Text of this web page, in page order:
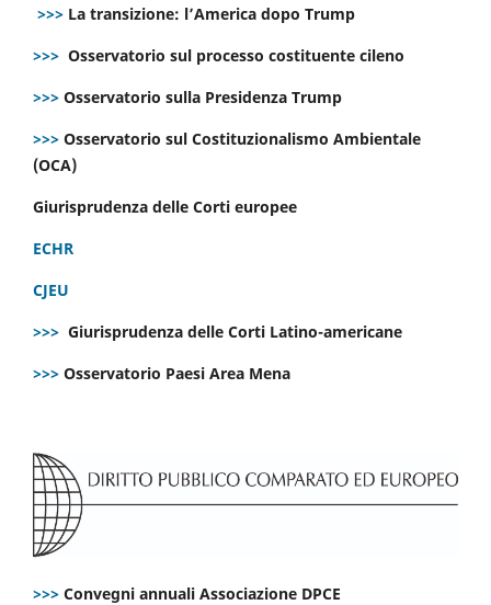
>>> La transizione: l’America dopo Trump
>>> Osservatorio sul processo costituente cileno
>>> Osservatorio sulla Presidenza Trump
>>> Osservatorio sul Costituzionalismo Ambientale
(OCA)
Giurisprudenza delle Corti europee
ECHR
CJEU
>>> Giurisprudenza delle Corti Latino-americane
>>> Osservatorio Paesi Area Mena
>>> Convegni annuali Associazione DPCE